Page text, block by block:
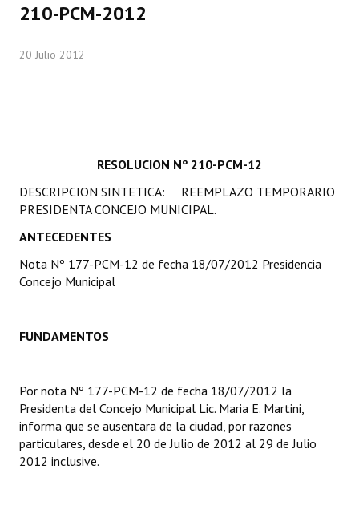
Comisiones Permanentes
Comisiones Especiales
Constitución Nacional
Carta Orgánica 2007
Reglamento Interno
DOCUMENTOS
Informes de Gestión
Proyectos Presentados
210-PCM-2012
20 Julio 2012
RESOLUCION Nº 210-PCM-12
DESCRIPCION SINTETICA: REEMPLAZO TEMPORARIO
PRESIDENTA CONCEJO MUNICIPAL.
ANTECEDENTES
Nota Nº 177-PCM-12 de fecha 18/07/2012 Presidencia
Concejo Municipal
FUNDAMENTOS
Por nota Nº 177-PCM-12 de fecha 18/07/2012 la
Presidenta del Concejo Municipal Lic. Maria E. Martini,
informa que se ausentara de la ciudad, por razones
particulares, desde el 20 de Julio de 2012 al 29 de Julio
2012 inclusive.